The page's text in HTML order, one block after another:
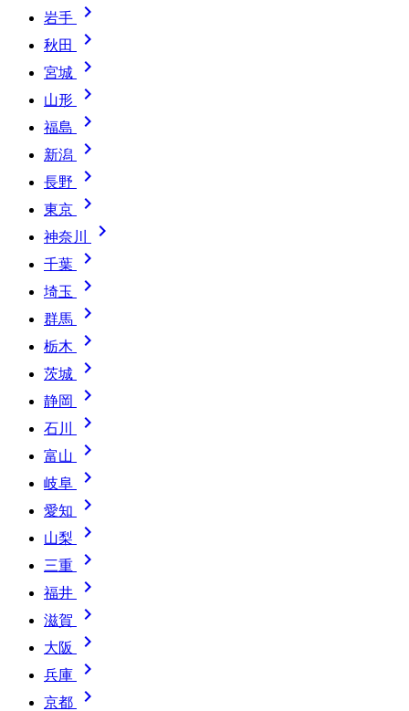
岩手 
秋田 
宮城 
山形 
福島 
新潟 
長野 
東京 
神奈川 
千葉 
埼玉 
群馬 
栃木 
茨城 
静岡 
石川 
富山 
岐阜 
愛知 
山梨 
三重 
福井 
滋賀 
大阪 
兵庫 
京都 